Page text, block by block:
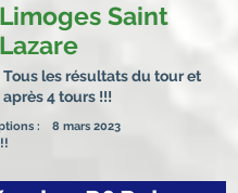
Limoges Saint
Lazare
Tous les résultats du tour et
après 4 tours !!!
: 8 mars 2023